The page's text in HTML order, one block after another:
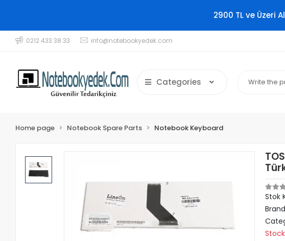
2900 TL ve Üzeri
0212 433 38 33 info@notebookyedek.com
Categories
Home page Notebook Spare Parts Notebook Keyboard
Stok